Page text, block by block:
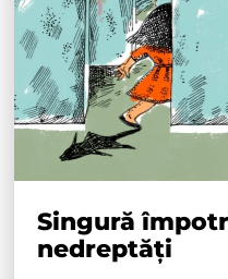
Singură
nedreptăți